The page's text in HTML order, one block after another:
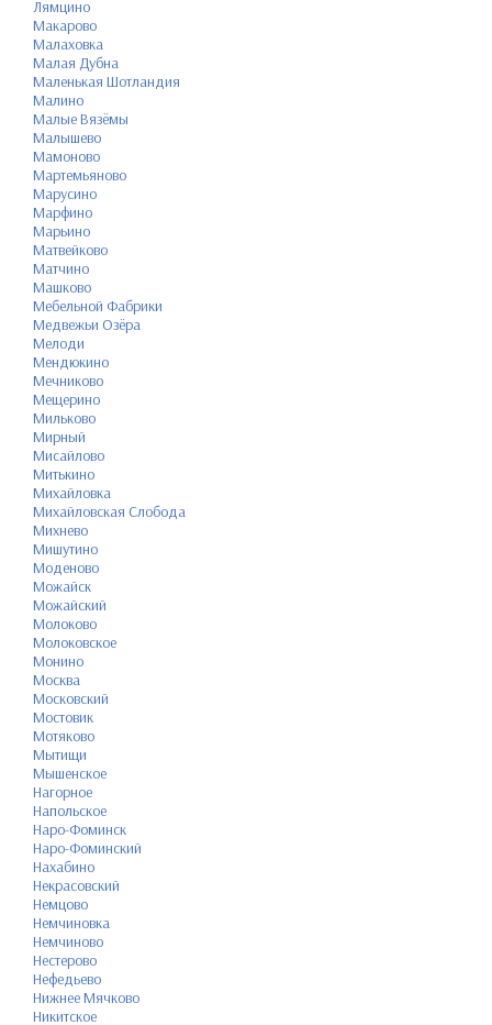
Лямцино
Макарово
Малаховка
Малая Дубна
Маленькая Шотландия
Малино
Малые Вязёмы
Малышево
Мамоново
Мартемьяново
Марусино
Марфино
Марьино
Матвейково
Матчино
Машково
Мебельной Фабрики
Медвежьи Озёра
Мелоди
Мендюкино
Мечниково
Мещерино
Мильково
Мирный
Мисайлово
Митькино
Михайловка
Михайловская Слобода
Михнево
Мишутино
Моденово
Можайск
Можайский
Молоково
Молоковское
Монино
Москва
Московский
Мостовик
Мотяково
Мытищи
Мышенское
Нагорное
Напольское
Наро-Фоминск
Наро-Фоминский
Нахабино
Некрасовский
Немцово
Немчиновка
Немчиново
Нестерово
Нефедьево
Нижнее Мячково
Никитское